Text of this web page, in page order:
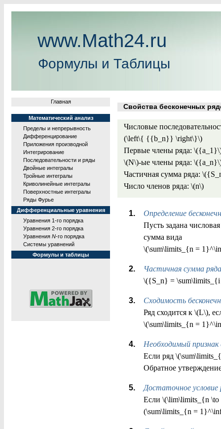
www.Math24.ru
Формулы и Таблицы
Главная
Математический анализ
Пределы и непрерывность
Дифференцирование
Приложения производной
Интегрирование
Последовательности и ряды
Двойные интегралы
Тройные интегралы
Криволинейные интегралы
Поверхностные интегралы
Ряды Фурье
Дифференциальные уравнения
Уравнения 1-го порядка
Уравнения 2-го порядка
Уравнения N-го порядка
Системы уравнений
Формулы и таблицы
Свойства бесконечных
Числовые
(\left\{ {{b_n}} \right\}\)
Первые члены ряда:
\(N\)-ые члены ряда:
Частичная сумма ряда:
Число членов ряда: \(n\)
Определение
Пусть задана
сумма вида
\(\sum\limits_{n =
Частичная сумма ряда
\({S_n} =
Сходимость
Ряд сходится к \(L\),
\(\sum\limits_{n =
Необходимый признак
Если ряд
Обратное
Достаточное условие
Если \(\lim\limits_{n \to
(\sum\limits_{n =